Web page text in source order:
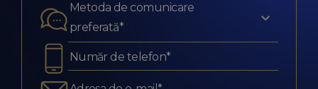
Metoda de comunicare
preferată*